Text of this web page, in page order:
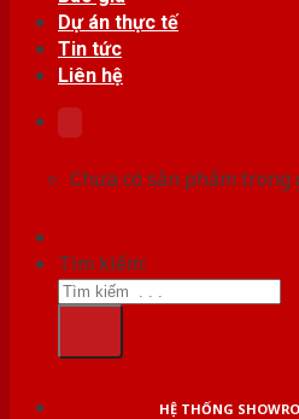
Dự án thực tế
Tin tức
Liên hệ
Chưa có sản phẩm trong
Tìm kiếm:
HỆ THỐNG